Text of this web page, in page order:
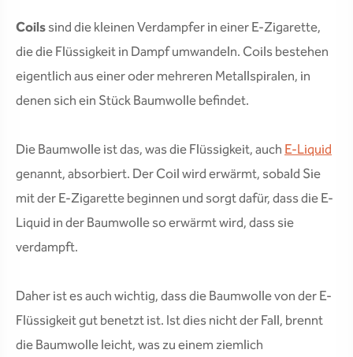
Coilssind die kleinen Verdampfer in einer E-Zigarette,
die die Flüssigkeit in Dampf umwandeln. Coils bestehen
eigentlich aus einer oder mehreren Metallspiralen, in
denen sich ein Stück Baumwolle befindet.
Die Baumwolle ist das, was die Flüssigkeit, auchE-Liquid
genannt, absorbiert. Der Coil wird erwärmt, sobald Sie
mit der E-Zigarette beginnen und sorgt dafür, dass die E-
Liquid in der Baumwolle so erwärmt wird, dass sie
verdampft.
Daher ist es auch wichtig, dass die Baumwolle von der E-
Flüssigkeit gut benetzt ist. Ist dies nicht der Fall, brennt
die Baumwolle leicht, was zu einem ziemlich